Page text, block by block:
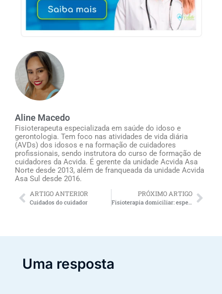
Aline Macedo
Fisioterapeuta especializada em saúde do idoso e
gerontologia. Tem foco nas atividades de vida diária
(AVDs) dos idosos e na formação de cuidadores
profissionais, sendo instrutora do curso de formação de
cuidadores da Acvida. É gerente da unidade Acvida Asa
Norte desde 2013, além de franqueada da unidade Acvida
Asa Sul desde 2016.
ARTIGO ANTERIOR
Cuidados do cuidador
PRÓXIMO ARTIGO
Fisioterapia domiciliar: especialista em idosos
Uma resposta